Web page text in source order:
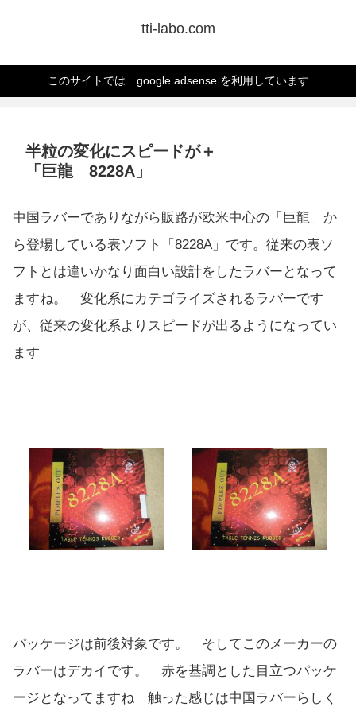
tti-labo.com
このサイトでは google adsense を利用しています
半粒の変化にスピードが＋
「巨龍 8228A」
中国ラバーでありながら販路が欧米中心の「巨龍」か
ら登場している表ソフト「8228A」です。従来の表ソ
フトとは違いかなり面白い設計をしたラバーとなって
ますね。 変化系にカテゴライズされるラバーです
が、従来の変化系よりスピードが出るようになってい
ます
パッケージは前後対象です。 そしてこのメーカーの
ラバーはデカイです。 赤を基調とした目立つパッケ
ージとなってますね 触った感じは中国ラバーらしく